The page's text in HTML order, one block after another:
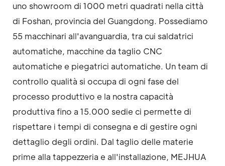
uno showroom di 1000 metri quadrati nella città
di Foshan, provincia del Guangdong. Possediamo
55 macchinari all'avanguardia, tra cui saldatrici
automatiche, macchine da taglio CNC
automatiche e piegatrici automatiche. Un team di
controllo qualità si occupa di ogni fase del
processo produttivo e la nostra capacità
produttiva fino a 15.000 sedie ci permette di
rispettare i tempi di consegna e di gestire ogni
dettaglio degli ordini. Dal taglio delle materie
prime alla tappezzeria e all'installazione, MEJHUA